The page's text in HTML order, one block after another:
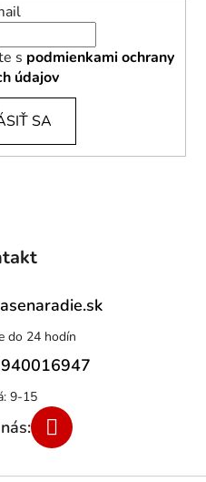
s podmienkami ochrany
údajov
SA